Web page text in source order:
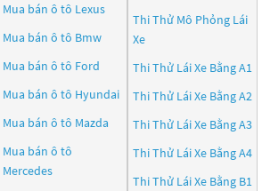
Mua bán ô tô Lexus
Mua bán ô tô Bmw
Mua bán ô tô Ford
Mua bán ô tô Hyundai
Mua bán ô tô Mazda
Mua bán ô tô
Mercedes
Thi Thử Mô Phỏng Lái
Xe
Thi Thử Lái Xe Bằng A1
Thi Thử Lái Xe Bằng A2
Thi Thử Lái Xe Bằng A3
Thi Thử Lái Xe Bằng A4
Thi Thử Lái Xe Bằng B1